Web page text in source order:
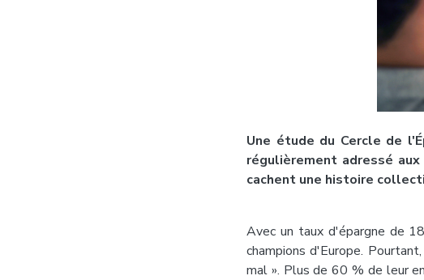
Une étude du Cercle de
régulièrement adressé
cachent une histoire
Avec un taux d'épargne de
champions d'Europe.
mal ». Plus de 60 % de leur